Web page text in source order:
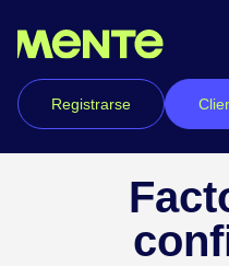
Registrarse